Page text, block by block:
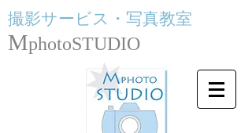
撮影サービス・ 写真教室
MphotoSTUDIO